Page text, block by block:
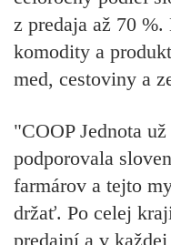
z predaja až 70
komodity a
med, cestoviny a
"COOP Jednota
podporovala
farmárov a tejto
držať. Po celej
predajní a v